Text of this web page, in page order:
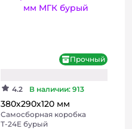
Прочный
4.2 В наличии: 913
380х290х120 мм
Самосборная коробка
Т-24E бурый